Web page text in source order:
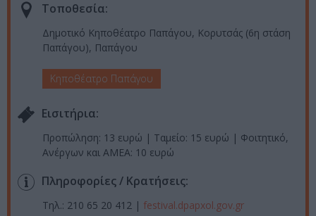
Τοποθεσία:
Δημοτικό Κηποθέατρο Παπάγου, Κορυτσάς (6η στάση
Παπάγου), Παπάγου
Κηποθέατρο Παπάγου
Eισιτήρια:
Προπώληση: 13 ευρώ | Ταμείο: 15 ευρώ | Φοιτητικό,
Ανέργων και ΑΜΕΑ: 10 ευρώ
Πληροφορίες / Κρατήσεις:
Τηλ.: 210 65 20 412 | festival.dpapxol.gov.gr